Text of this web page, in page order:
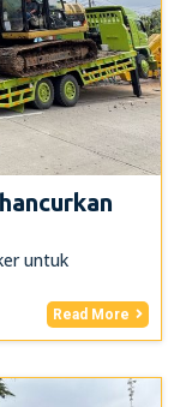
untuk
Read More